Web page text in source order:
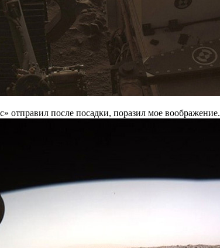
отправил после посадки, поразил мое воображение.